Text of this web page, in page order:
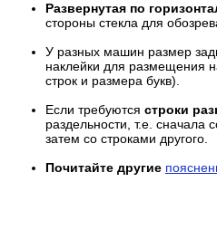
Развернутая по
стороны стекла для
У разных машин размер
наклейки для размещения
строк и размера букв).
Если требуются строки
раздельности, т.е. сначала
затем со строками другого.
Почитайте другие